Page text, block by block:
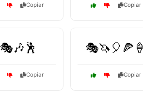
Copiar Copiar
🎭🎶🕺
Copiar
🎭🦄🎈🍕🍦
Copiar